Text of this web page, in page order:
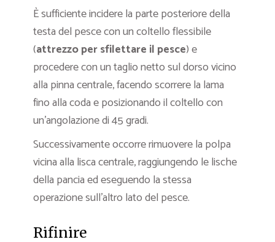
È sufficiente incidere la parte posteriore della
testa del pesce con un coltello flessibile
(attrezzo per sfilettare il pesce) e
procedere con un taglio netto sul dorso vicino
alla pinna centrale, facendo scorrere la lama
fino alla coda e posizionando il coltello con
un’angolazione di 45 gradi.
Successivamente occorre rimuovere la polpa
vicina alla lisca centrale, raggiungendo le lische
della pancia ed eseguendo la stessa
operazione sull’altro lato del pesce.
Rifinire